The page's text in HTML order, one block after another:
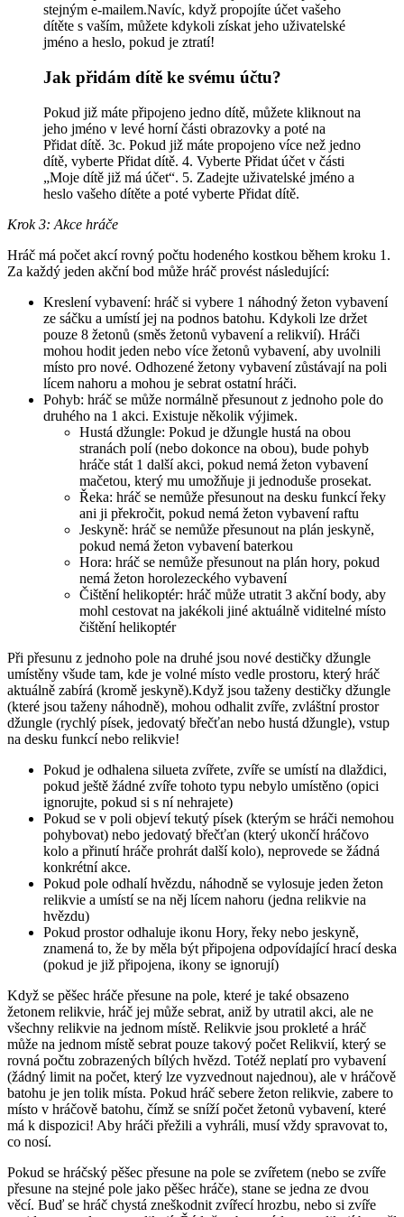
stejným e-mailem.Navíc, když propojíte účet vašeho
dítěte s vaším, můžete kdykoli získat jeho uživatelské
jméno a heslo, pokud je ztratí!
Jak přidám dítě ke svému účtu?
Pokud již máte připojeno jedno dítě, můžete kliknout na
jeho jméno v levé horní části obrazovky a poté na
Přidat dítě. 3c. Pokud již máte propojeno více než jedno
dítě, vyberte Přidat dítě. 4. Vyberte Přidat účet v části
„Moje dítě již má účet“. 5. Zadejte uživatelské jméno a
heslo vašeho dítěte a poté vyberte Přidat dítě.
Krok 3: Akce hráče
Hráč má počet akcí rovný počtu hodeného kostkou během kroku 1.
Za každý jeden akční bod může hráč provést následující:
Kreslení vybavení: hráč si vybere 1 náhodný žeton vybavení
ze sáčku a umístí jej na podnos batohu. Kdykoli lze držet
pouze 8 žetonů (směs žetonů vybavení a relikvií). Hráči
mohou hodit jeden nebo více žetonů vybavení, aby uvolnili
místo pro nové. Odhozené žetony vybavení zůstávají na poli
lícem nahoru a mohou je sebrat ostatní hráči.
Pohyb: hráč se může normálně přesunout z jednoho pole do
druhého na 1 akci. Existuje několik výjimek.
Hustá džungle: Pokud je džungle hustá na obou
stranách polí (nebo dokonce na obou), bude pohyb
hráče stát 1 další akci, pokud nemá žeton vybavení
mačetou, který mu umožňuje ji jednoduše prosekat.
Řeka: hráč se nemůže přesunout na desku funkcí řeky
ani ji překročit, pokud nemá žeton vybavení raftu
Jeskyně: hráč se nemůže přesunout na plán jeskyně,
pokud nemá žeton vybavení baterkou
Hora: hráč se nemůže přesunout na plán hory, pokud
nemá žeton horolezeckého vybavení
Čištění helikoptér: hráč může utratit 3 akční body, aby
mohl cestovat na jakékoli jiné aktuálně viditelné místo
čištění helikoptér
Při přesunu z jednoho pole na druhé jsou nové destičky džungle
umístěny všude tam, kde je volné místo vedle prostoru, který hráč
aktuálně zabírá (kromě jeskyně).Když jsou taženy destičky džungle
(které jsou taženy náhodně), mohou odhalit zvíře, zvláštní prostor
džungle (rychlý písek, jedovatý břečťan nebo hustá džungle), vstup
na desku funkcí nebo relikvie!
Pokud je odhalena silueta zvířete, zvíře se umístí na dlaždici,
pokud ještě žádné zvíře tohoto typu nebylo umístěno (opici
ignorujte, pokud si s ní nehrajete)
Pokud se v poli objeví tekutý písek (kterým se hráči nemohou
pohybovat) nebo jedovatý břečťan (který ukončí hráčovo
kolo a přinutí hráče prohrát další kolo), neprovede se žádná
konkrétní akce.
Pokud pole odhalí hvězdu, náhodně se vylosuje jeden žeton
relikvie a umístí se na něj lícem nahoru (jedna relikvie na
hvězdu)
Pokud prostor odhaluje ikonu Hory, řeky nebo jeskyně,
znamená to, že by měla být připojena odpovídající hrací deska
(pokud je již připojena, ikony se ignorují)
Když se pěšec hráče přesune na pole, které je také obsazeno
žetonem relikvie, hráč jej může sebrat, aniž by utratil akci, ale ne
všechny relikvie na jednom místě. Relikvie jsou prokleté a hráč
může na jednom místě sebrat pouze takový počet Relikvií, který se
rovná počtu zobrazených bílých hvězd. Totéž neplatí pro vybavení
(žádný limit na počet, který lze vyzvednout najednou), ale v hráčově
batohu je jen tolik místa. Pokud hráč sebere žeton relikvie, zabere to
místo v hráčově batohu, čímž se sníží počet žetonů vybavení, které
má k dispozici! Aby hráči přežili a vyhráli, musí vždy spravovat to,
co nosí.
Pokud se hráčský pěšec přesune na pole se zvířetem (nebo se zvíře
přesune na stejné pole jako pěšec hráče), stane se jedna ze dvou
věcí. Buď se hráč chystá zneškodnit zvířecí hrozbu, nebo si zvíře